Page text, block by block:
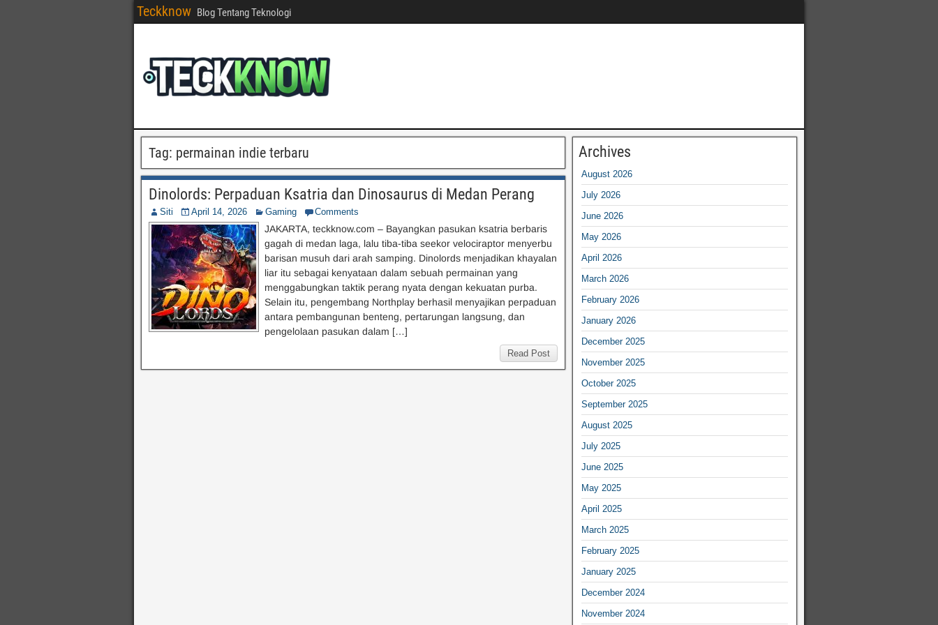
Teckknow Blog Tentang Teknologi
Tag: permainan indie terbaru
Dinolords: Perpaduan Ksatria dan Dinosaurus di Medan Perang
Siti April 14, 2026 Gaming Comments
JAKARTA, teckknow.com – Bayangkan pasukan ksatria berbaris
gagah di medan laga, lalu tiba-tiba seekor velociraptor menyerbu
barisan musuh dari arah samping. Dinolords menjadikan khayalan
liar itu sebagai kenyataan dalam sebuah permainan yang
menggabungkan taktik perang nyata dengan kekuatan purba.
Selain itu, pengembang Northplay berhasil menyajikan perpaduan
antara pembangunan benteng, pertarungan langsung, dan
pengelolaan pasukan dalam […]
Read Post
Archives
August 2026
July 2026
June 2026
May 2026
April 2026
March 2026
February 2026
January 2026
December 2025
November 2025
October 2025
September 2025
August 2025
July 2025
June 2025
May 2025
April 2025
March 2025
February 2025
January 2025
December 2024
November 2024